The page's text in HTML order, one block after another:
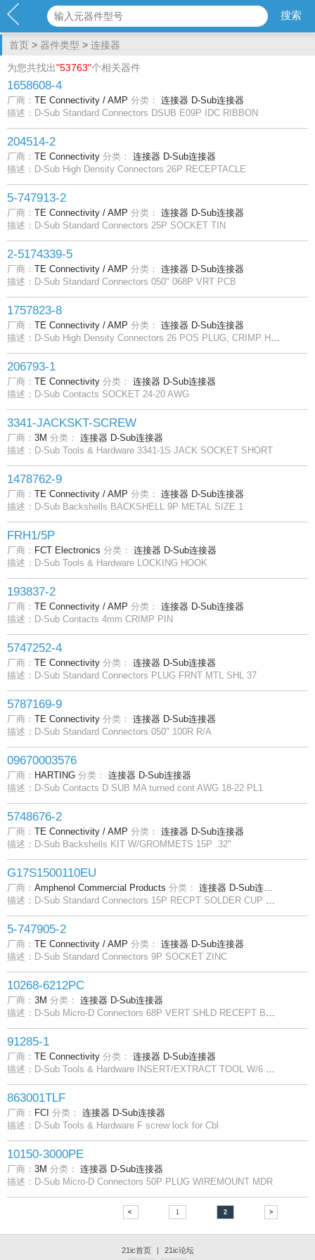
首页 > 器件类型 > 连接器
为您共找出"53763"个相关器件
1658608-4
厂商： TE Connectivity / AMP 分类： 连接器 D-Sub连接器
描述：D-Sub Standard Connectors DSUB E09P IDC RIBBON
204514-2
厂商： TE Connectivity 分类： 连接器 D-Sub连接器
描述：D-Sub High Density Connectors 26P RECEPTACLE
5-747913-2
厂商： TE Connectivity / AMP 分类： 连接器 D-Sub连接器
描述：D-Sub Standard Connectors 25P SOCKET TIN
2-5174339-5
厂商： TE Connectivity / AMP 分类： 连接器 D-Sub连接器
描述：D-Sub Standard Connectors 050" 068P VRT PCB
1757823-8
厂商： TE Connectivity / AMP 分类： 连接器 D-Sub连接器
描述：D-Sub High Density Connectors 26 POS PLUG, CRIMP HIGH DENSITY
206793-1
厂商： TE Connectivity 分类： 连接器 D-Sub连接器
描述：D-Sub Contacts SOCKET 24-20 AWG
3341-JACKSKT-SCREW
厂商： 3M 分类： 连接器 D-Sub连接器
描述：D-Sub Tools & Hardware 3341-1S JACK SOCKET SHORT
1478762-9
厂商： TE Connectivity / AMP 分类： 连接器 D-Sub连接器
描述：D-Sub Backshells BACKSHELL 9P METAL SIZE 1
FRH1/5P
厂商： FCT Electronics 分类： 连接器 D-Sub连接器
描述：D-Sub Tools & Hardware LOCKING HOOK
193837-2
厂商： TE Connectivity / AMP 分类： 连接器 D-Sub连接器
描述：D-Sub Contacts 4mm CRIMP PIN
5747252-4
厂商： TE Connectivity 分类： 连接器 D-Sub连接器
描述：D-Sub Standard Connectors PLUG FRNT MTL SHL 37
5787169-9
厂商： TE Connectivity 分类： 连接器 D-Sub连接器
描述：D-Sub Standard Connectors 050" 100R R/A
09670003576
厂商： HARTING 分类： 连接器 D-Sub连接器
描述：D-Sub Contacts D SUB MA turned cont AWG 18-22 PL1
5748676-2
厂商： TE Connectivity / AMP 分类： 连接器 D-Sub连接器
描述：D-Sub Backshells KIT W/GROMMETS 15P .32"
G17S1500110EU
厂商： Amphenol Commercial Products 分类： 连接器 D-Sub连接器
描述：D-Sub Standard Connectors 15P RECPT SOLDER CUP FIXED PRECISION
5-747905-2
厂商： TE Connectivity / AMP 分类： 连接器 D-Sub连接器
描述：D-Sub Standard Connectors 9P SOCKET ZINC
10268-6212PC
厂商： 3M 分类： 连接器 D-Sub连接器
描述：D-Sub Micro-D Connectors 68P VERT SHLD RECEPT BOARDMNT M2.5 THREAD
91285-1
厂商： TE Connectivity 分类： 连接器 D-Sub连接器
描述：D-Sub Tools & Hardware INSERT/EXTRACT TOOL W/6 TIPS & WRENCH
863001TLF
厂商： FCI 分类： 连接器 D-Sub连接器
描述：D-Sub Tools & Hardware F screw lock for Cbl
10150-3000PE
厂商： 3M 分类： 连接器 D-Sub连接器
描述：D-Sub Micro-D Connectors 50P PLUG WIREMOUNT MDR
< 1 2 >
21ic首页 | 21ic论坛